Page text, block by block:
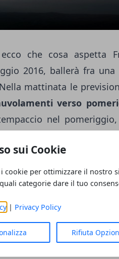
sui Cookie
cookie per ottimizzare il nostro
categorie dare il tuo
| Privacy Policy
Rifiuta
che cosa aspetta
2016, ballerà fra
mattinata le
verso
nel
Per quanto concerne i
est in mattinata
ovest (intensità
verso le ore 14 e sarà
nuvoloso,
cielo sereno
e durante la sera.
del tutto coperto da